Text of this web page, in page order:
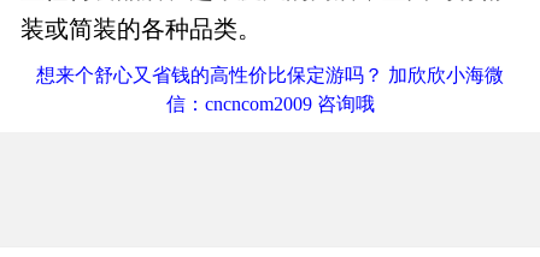
装或简装的各种品类。
想来个舒心又省钱的高性价比保定游吗？ 加欣欣小海微
信：cncncom2009 咨询哦